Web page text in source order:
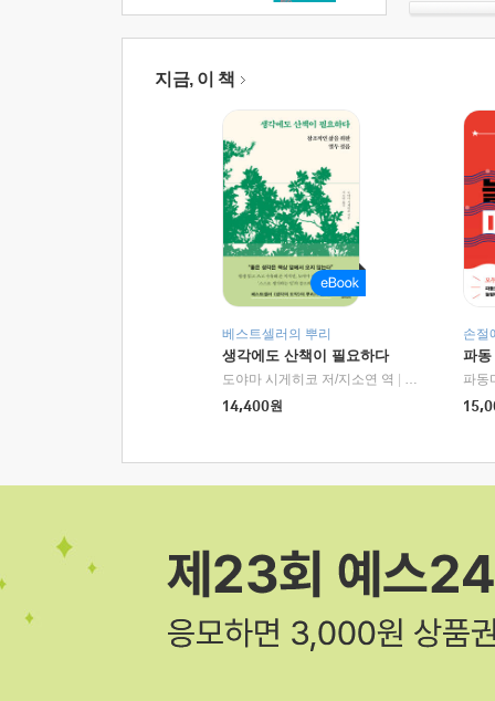
지금, 이 책
베스트셀러의 뿌리
생각에도 산책이 필요하다
도야마 시게히코 저/지소연 역
알에이치코리
14,400원
손절
파동
파동